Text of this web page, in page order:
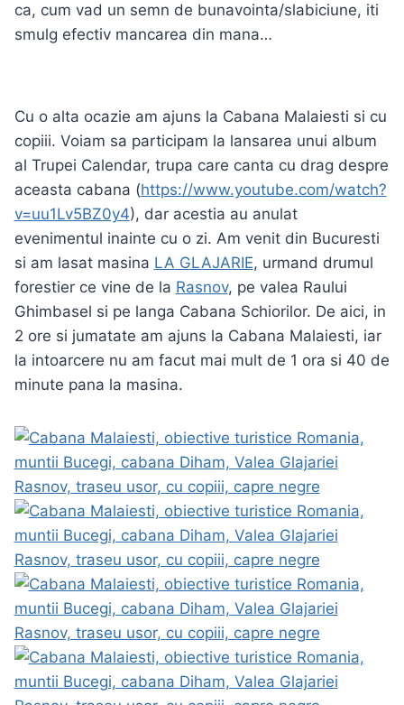
ca, cum vad un semn de bunavointa/slabiciune, iti
smulg efectiv mancarea din mana…
Cu o alta ocazie am ajuns la Cabana Malaiesti si cu
copiii. Voiam sa participam la lansarea unui album
al Trupei Calendar, trupa care canta cu drag despre
aceasta cabana (https://www.youtube.com/watch?
v=uu1Lv5BZ0y4), dar acestia au anulat
evenimentul inainte cu o zi. Am venit din Bucuresti
si am lasat masina LA GLAJARIE, urmand drumul
forestier ce vine de la Rasnov, pe valea Raului
Ghimbasel si pe langa Cabana Schiorilor. De aici, in
2 ore si jumatate am ajuns la Cabana Malaiesti, iar
la intoarcere nu am facut mai mult de 1 ora si 40 de
minute pana la masina.